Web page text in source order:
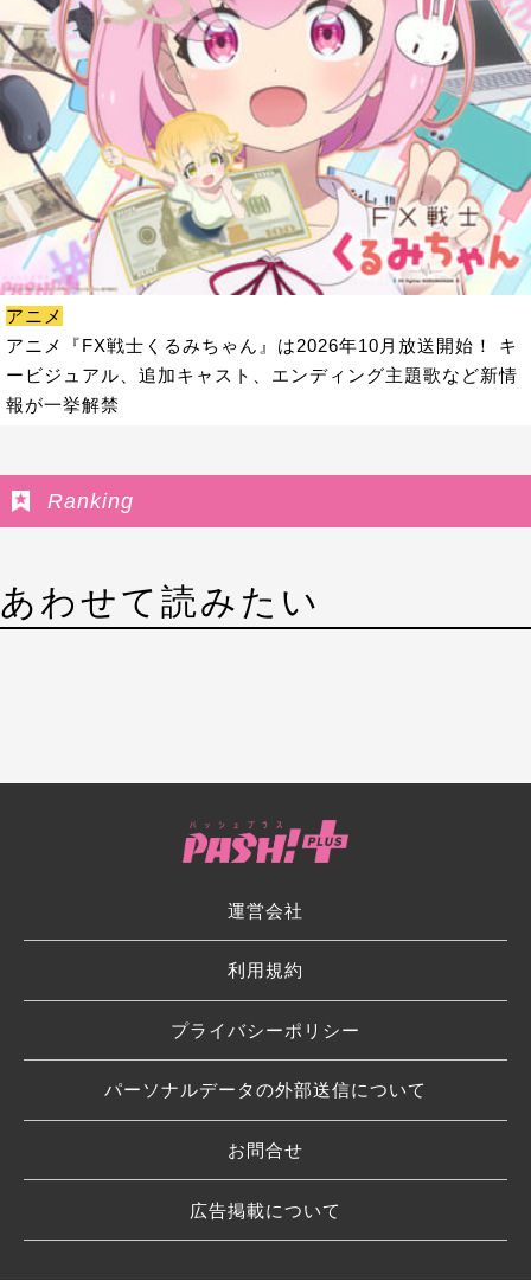
アニメ
アニメ『FX戦士くるみちゃん』は2026年10月放送開始！ キ
ービジュアル、追加キャスト、エンディング主題歌など新情
報が一挙解禁
Ranking
あわせて読みたい
運営会社
利用規約
プライバシーポリシー
パーソナルデータの外部送信について
お問合せ
広告掲載について